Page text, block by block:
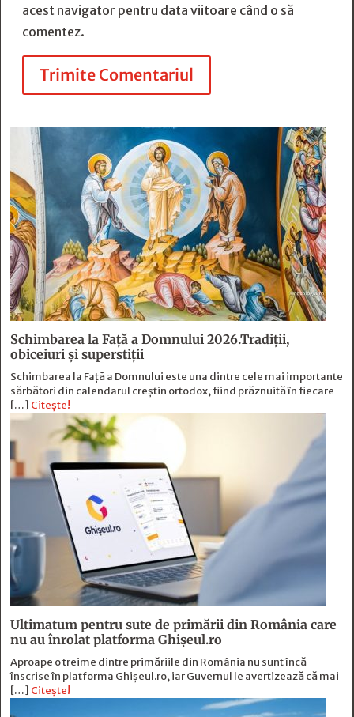
acest navigator pentru data viitoare când o să
comentez.
Trimite Comentariul
Schimbarea la Față a Domnului 2026.Tradiții,
obiceiuri și superstiții
Schimbarea la Față a Domnului este una dintre cele mai importante
sărbători din calendarul creștin ortodox, fiind prăznuită în fiecare
[…] Citește!
Ultimatum pentru sute de primării din România care
nu au înrolat platforma Ghișeul.ro
Aproape o treime dintre primăriile din România nu sunt încă
înscrise în platforma Ghișeul.ro, iar Guvernul le avertizează că mai
[…] Citește!